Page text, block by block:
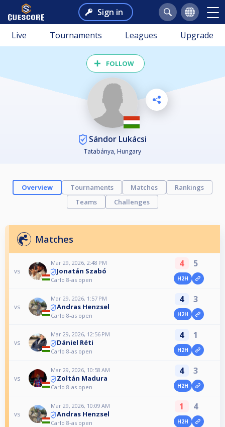
Sign in
Live Tournaments Leagues Upgrade
FOLLOW
Sándor Lukácsi
Tatabánya, Hungary
Overview Tournaments Matches
Rankings
Teams
Challenges
Matches
vs
Mar 29, 2026, 2:48 PM
Jonatán Szabó
Carlo 8-as open
4 5
H2H
vs
Mar 29, 2026, 1:57 PM
Andras Henzsel
Carlo 8-as open
4 3
H2H
vs
Mar 29, 2026, 12:56 PM
Dániel Réti
Carlo 8-as open
4 1
H2H
vs
Mar 29, 2026, 10:58 AM
Zoltán Madura
Carlo 8-as open
4 3
H2H
vs
Mar 29, 2026, 10:09 AM
Andras Henzsel
Carlo 8-as open
1 4
H2H